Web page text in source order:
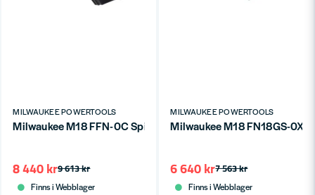
MILWAUKEE POWERTOOLS
Milwaukee M18 FFN-0C Spikpistol 18V 50-90mm 34g (Utan
9 613 kr
8 440 kr
Finns i Webblager
MILWAUKEE POWERTOOLS
Milwaukee M18 FN18GS-0X
7 563 kr
6 640 kr
Finns i Webblager